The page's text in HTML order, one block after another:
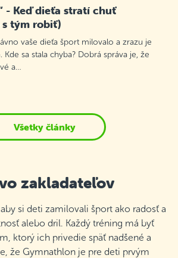
- Keď dieťa stratí chuť
tým robiť)
vaše dieťa šport milovalo a zrazu je
sa stala chyba? Dobrá správa je, že
a…
Všetky články
zakladateľov
si deti zamilovali šport ako radosť a
alebo dril. Každý tréning má byť
ktorý ich privedie späť nadšené a
že Gymnathlon je pre deti prvým